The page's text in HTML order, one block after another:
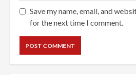
Save my name, email, and
for the next time I comment.